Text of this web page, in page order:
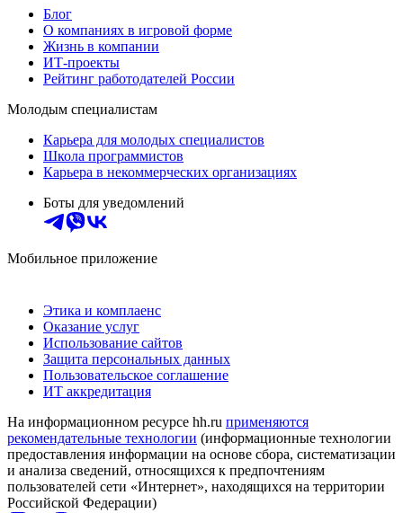
Блог
О компаниях в игровой форме
Жизнь в компании
ИТ-проекты
Рейтинг работодателей России
Молодым специалистам
Карьера для молодых специалистов
Школа программистов
Карьера в некоммерческих организациях
Боты для уведомлений
Мобильное приложение
Этика и комплаенс
Оказание услуг
Использование сайтов
Защита персональных данных
Пользовательское соглашение
ИТ аккредитация
На информационном ресурсе hh.ru применяются
рекомендательные технологии (информационные технологии
предоставления информации на основе сбора, систематизации
и анализа сведений, относящихся к предпочтениям
пользователей сети «Интернет», находящихся на территории
Российской Федерации)